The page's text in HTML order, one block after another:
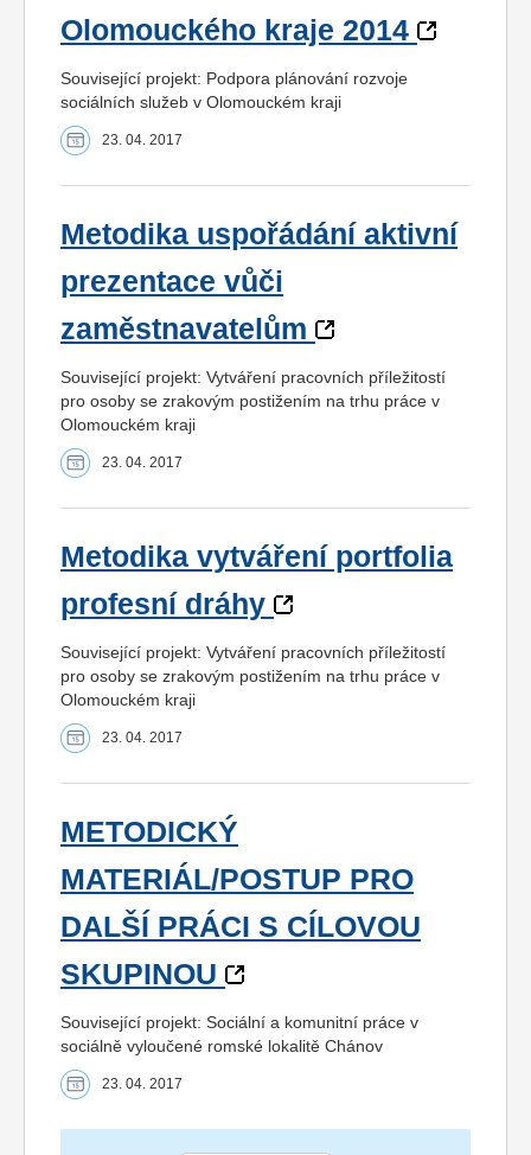
Olomouckého kraje 2014
Související projekt: Podpora plánování rozvoje
sociálních služeb v Olomouckém kraji
23. 04. 2017
Metodika uspořádání aktivní
prezentace vůči
zaměstnavatelům
Související projekt: Vytváření pracovních příležitostí
pro osoby se zrakovým postižením na trhu práce v
Olomouckém kraji
23. 04. 2017
Metodika vytváření portfolia
profesní dráhy
Související projekt: Vytváření pracovních příležitostí
pro osoby se zrakovým postižením na trhu práce v
Olomouckém kraji
23. 04. 2017
METODICKÝ
MATERIÁL/POSTUP PRO
DALŠÍ PRÁCI S CÍLOVOU
SKUPINOU
Související projekt: Sociální a komunitní práce v
sociálně vyloučené romské lokalitě Chánov
23. 04. 2017